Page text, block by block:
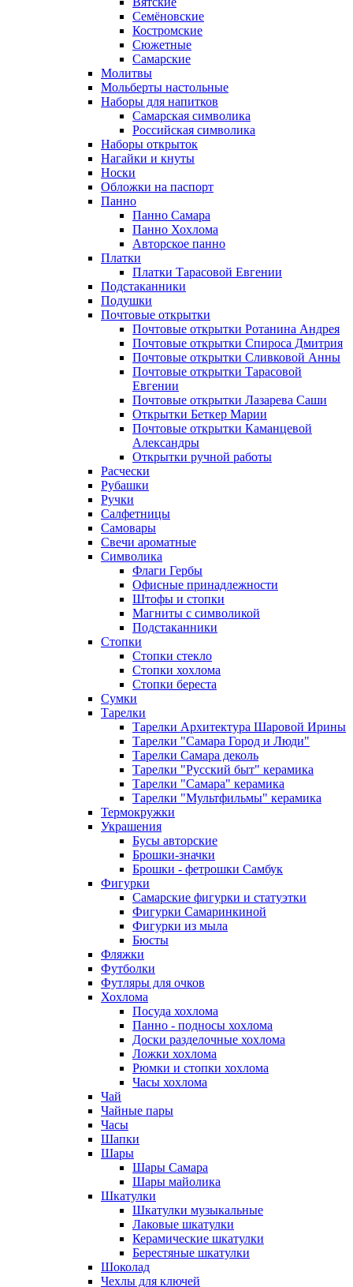
Семёновские
Костромские
Сюжетные
Самарские
Молитвы
Мольберты настольные
Наборы для напитков
Самарская символика
Российская символика
Наборы открыток
Нагайки и кнуты
Носки
Обложки на паспорт
Панно
Панно Самара
Панно Хохлома
Авторское панно
Платки
Платки Тарасовой Евгении
Подстаканники
Подушки
Почтовые открытки
Почтовые открытки Ротанина Андрея
Почтовые открытки Спироса Дмитрия
Почтовые открытки Сливковой Анны
Почтовые открытки Тарасовой
Евгении
Почтовые открытки Лазарева Саши
Открытки Беткер Марии
Почтовые открытки Каманцевой
Александры
Открытки ручной работы
Расчески
Рубашки
Ручки
Салфетницы
Самовары
Свечи ароматные
Символика
Флаги Гербы
Офисные принадлежности
Штофы и стопки
Магниты с символикой
Подстаканники
Стопки
Стопки стекло
Стопки хохлома
Стопки береста
Сумки
Тарелки
Тарелки Архитектура Шаровой Ирины
Тарелки "Самара Город и Люди"
Тарелки Самара деколь
Тарелки "Русский быт" керамика
Тарелки "Самара" керамика
Тарелки "Мультфильмы" керамика
Термокружки
Украшения
Бусы авторские
Брошки-значки
Брошки - фетрошки Самбук
Фигурки
Самарские фигурки и статуэтки
Фигурки Самаринкиной
Фигурки из мыла
Бюсты
Фляжки
Футболки
Футляры для очков
Хохлома
Посуда хохлома
Панно - подносы хохлома
Доски разделочные хохлома
Ложки хохлома
Рюмки и стопки хохлома
Часы хохлома
Чай
Чайные пары
Часы
Шапки
Шары
Шары Самара
Шары майолика
Шкатулки
Шкатулки музыкальные
Лаковые шкатулки
Керамические шкатулки
Берестяные шкатулки
Шоколад
Чехлы для ключей